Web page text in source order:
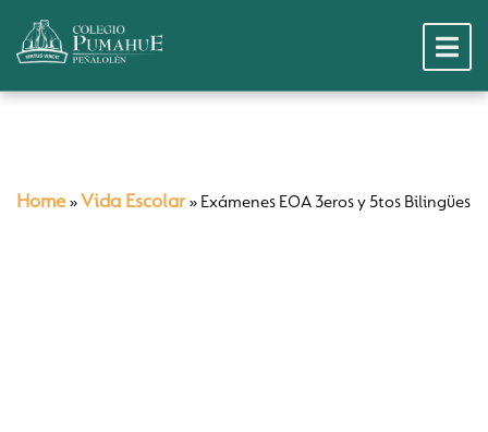
Home » Vida Escolar» Exámenes EOA 3eros y 5tos Bilingües